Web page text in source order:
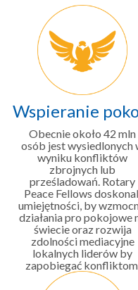
Wspieranie
Obecnie około 42 mln
osób jest wysiedlonych
wyniku konfliktów
zbrojnych lub
prześladowań. Rotary
Peace Fellows
umiejętności, by
działania pro pokojowe
świecie oraz rozwija
zdolności mediacyjne
lokalnych liderów by
zapobiegać